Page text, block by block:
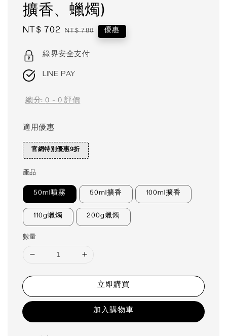
擴香、蠟燭)
Sale
NT$ 702 Regular
NT$ 780 優惠
綠界安全支付
LINE PAY
總分:0-0評價
適用優惠
官網特別優惠9折
產品
50ml噴霧 50ml擴香 100ml擴香
110g蠟燭 200g蠟燭
數量
立即購買
加入購物車